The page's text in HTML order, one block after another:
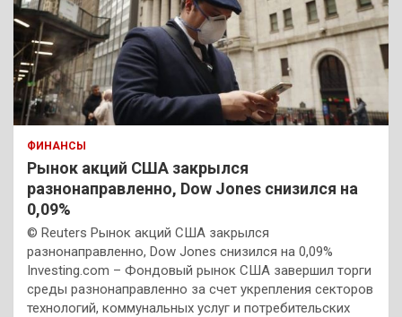
ФИНАНСЫ
Рынок акций США закрылся
разнонаправленно, Dow Jones снизился на
0,09%
© Reuters Рынок акций США закрылся
разнонаправленно, Dow Jones снизился на 0,09%
Investing.com – Фондовый рынок США завершил торги
среды разнонаправленно за счет укрепления секторов
технологий, коммунальных услуг и потребительских